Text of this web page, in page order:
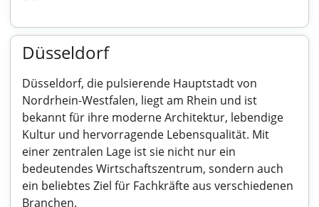
Düsseldorf
Düsseldorf, die pulsierende Hauptstadt von
Nordrhein-Westfalen, liegt am Rhein und ist
bekannt für ihre moderne Architektur, lebendige
Kultur und hervorragende Lebensqualität. Mit
einer zentralen Lage ist sie nicht nur ein
bedeutendes Wirtschaftszentrum, sondern auch
ein beliebtes Ziel für Fachkräfte aus verschiedenen
Branchen.